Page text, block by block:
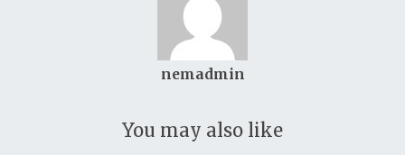
nemadmin
You may also like